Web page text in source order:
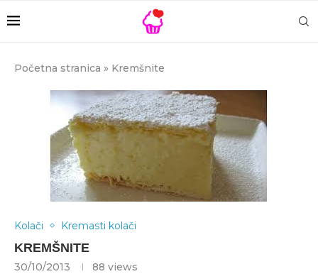
Početna stranica » Kremšnite
Kolači Kremasti kolači
KREMŠNITE
30/10/2013 88 views